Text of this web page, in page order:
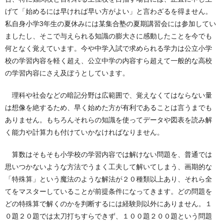
げて「始めるには早ければ早い方がよい」と言わざるを得ません。
私自身小学3年生の夏休みには某集合塾の夏期講習会には参加してい
ましたし、そこで与えられる知識の膨大さに感動したことを今でも
何となく覚えています。今や中学入試で求められる学力は公立小学
校の学習内容を軽く超え、公立中学の内容すら超えて一般的な高校
の学習内容にさえ及ぼうとしています。
理科や社会などの暗記分野は広範囲で、覚えなくてはならない量
は想像を絶するため、早く始めた方が有利であることは言うまでも
ありません。もちろんそれらの知識を使ってデータや図表を読み解
く能力や計算力も付けていかなければなりません。
算数はそもそも小学校の学習内容では解けない問題を、普通では
思いつかないような方法でうまく工夫して解いてしまう、画期的な
「特殊算」という魔法のような解法が２０種類以上あり、それら全
てをマスターしていることが前提条件になってきます。どの問題を
どの特殊算で解くのかを判断するには経験則以外にありません。１
０題２０題では太刀打ちすらできず、１００題２００題という問題